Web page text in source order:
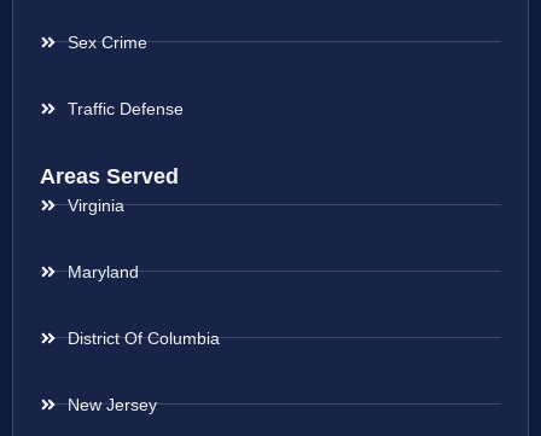
Sex Crime
Traffic Defense
Areas Served
Virginia
Maryland
District Of Columbia
New Jersey